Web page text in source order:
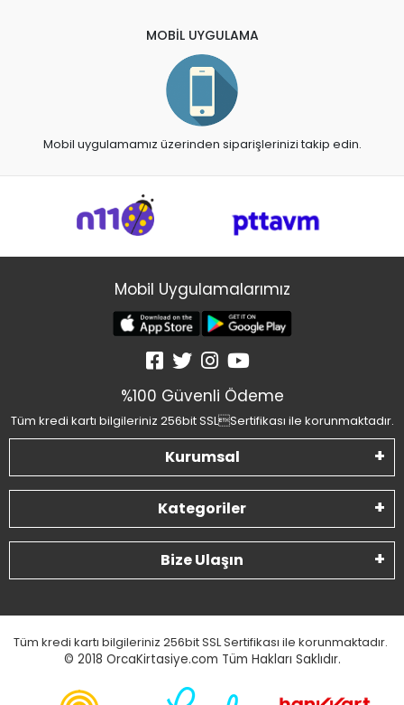
MOBİL UYGULAMA
Mobil uygulamamız üzerinden siparişlerinizi takip edin.
Mobil Uygulamalarımız
%100 Güvenli Ödeme
Tüm kredi kartı bilgileriniz 256bit SSLSertifikası ile korunmaktadır.
Kurumsal
Kategoriler
Bize Ulaşın
Tüm kredi kartı bilgileriniz 256bit SSL Sertifikası ile korunmaktadır.
© 2018 OrcaKirtasiye.com Tüm Hakları Saklıdır.